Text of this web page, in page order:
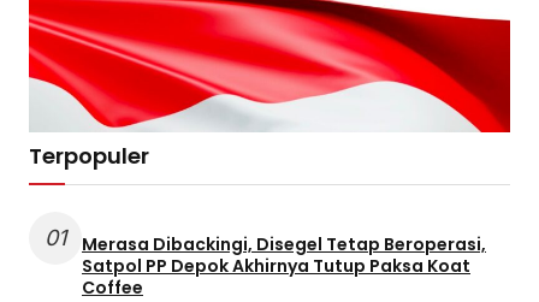
Terpopuler
01
Merasa Dibackingi, Disegel Tetap Beroperasi,
Satpol PP Depok Akhirnya Tutup Paksa Koat
Coffee